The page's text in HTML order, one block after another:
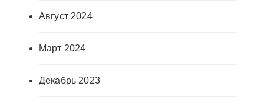
Август 2024
Март 2024
Декабрь 2023